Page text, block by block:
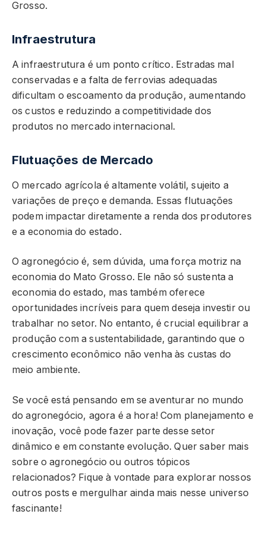
Grosso.
Infraestrutura
A infraestrutura é um ponto crítico. Estradas mal
conservadas e a falta de ferrovias adequadas
dificultam o escoamento da produção, aumentando
os custos e reduzindo a competitividade dos
produtos no mercado internacional.
Flutuações de Mercado
O mercado agrícola é altamente volátil, sujeito a
variações de preço e demanda. Essas flutuações
podem impactar diretamente a renda dos produtores
e a economia do estado.
O agronegócio é, sem dúvida, uma força motriz na
economia do Mato Grosso. Ele não só sustenta a
economia do estado, mas também oferece
oportunidades incríveis para quem deseja investir ou
trabalhar no setor. No entanto, é crucial equilibrar a
produção com a sustentabilidade, garantindo que o
crescimento econômico não venha às custas do
meio ambiente.
Se você está pensando em se aventurar no mundo
do agronegócio, agora é a hora! Com planejamento e
inovação, você pode fazer parte desse setor
dinâmico e em constante evolução. Quer saber mais
sobre o agronegócio ou outros tópicos
relacionados? Fique à vontade para explorar nossos
outros posts e mergulhar ainda mais nesse universo
fascinante!